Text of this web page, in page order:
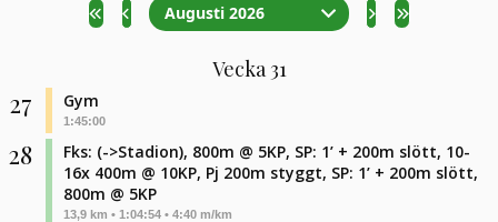
Augusti 2026
Vecka 31
27 Gym
1:45:00
28
Fks: (->Stadion), 800m @ 5KP, SP: 1’ + 200m slött, 10-
16x 400m @ 10KP, Pj 200m styggt, SP: 1’ + 200m slött,
800m @ 5KP
13,9 km • 1:04:54 • 4:40 m/km